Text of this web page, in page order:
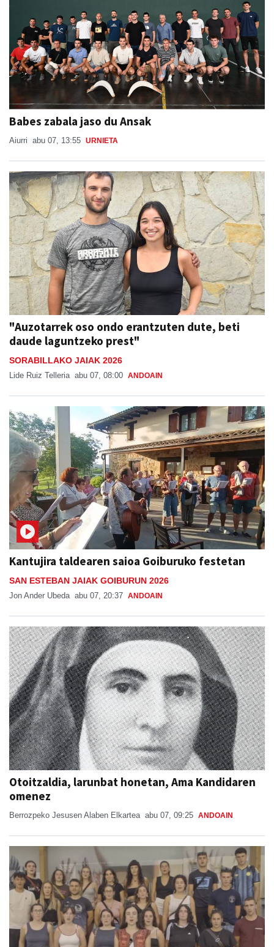
Babes zabala jaso du Ansak
Aiurri abu 07, 13:55 URNIETA
"Auzotarrek oso ondo erantzuten dute, beti
daude laguntzeko prest"
SORABILLAKO JAIAK 2026
Lide Ruiz Telleria abu 07, 08:00 ANDOAIN
Kantujira taldearen saioa Goiburuko festetan
SAN ESTEBAN JAIAK GOIBURUN 2026
Jon Ander Ubeda abu 07, 20:37 ANDOAIN
Otoitzaldia, larunbat honetan, Ama Kandidaren
omenez
Berrozpeko Jesusen Alaben Elkartea abu 07, 09:25 ANDOAIN